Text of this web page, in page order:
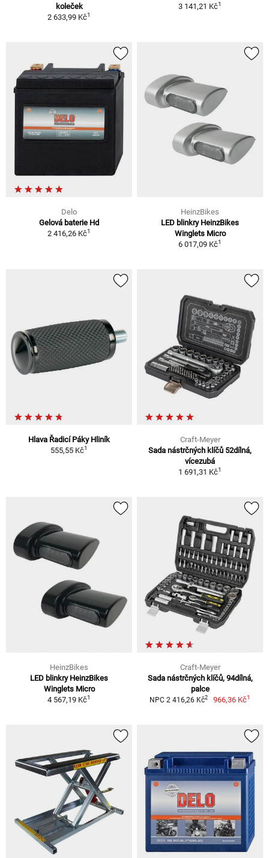
koleček
2 633,99 Kč1
3 141,21 Kč1
Delo
Gelová baterie Hd
2 416,26 Kč1
HeinzBikes
LED blinkry HeinzBikes
Winglets Micro
6 017,09 Kč1
Hlava Řadicí Páky Hliník
555,55 Kč1
Craft-Meyer
Sada nástrčných klíčů 52dílná,
vícezubá
1 691,31 Kč1
HeinzBikes
LED blinkry HeinzBikes
Winglets Micro
4 567,19 Kč1
Craft-Meyer
Sada nástrčných klíčů, 94dílná,
palce
NPC 2 416,26 Kč2 966,36 Kč1